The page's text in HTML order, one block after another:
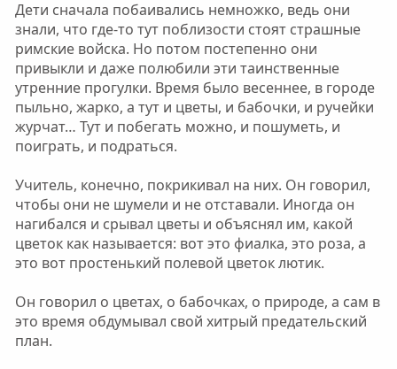
Дети сначала побаивались немножко, ведь они
знали, что где-то тут поблизости стоят страшные
римские войска. Но потом постепенно они
привыкли и даже полюбили эти таинственные
утренние прогулки. Время было весеннее, в городе
пыльно, жарко, а тут и цветы, и бабочки, и ручейки
журчат… Тут и побегать можно, и пошуметь, и
поиграть, и подраться.
Учитель, конечно, покрикивал на них. Он говорил,
чтобы они не шумели и не отставали. Иногда он
нагибался и срывал цветы и объяснял им, какой
цветок как называется: вот это фиалка, это роза, а
это вот простенький полевой цветок лютик.
Он говорил о цветах, о бабочках, о природе, а сам в
это время обдумывал свой хитрый предательский
план.